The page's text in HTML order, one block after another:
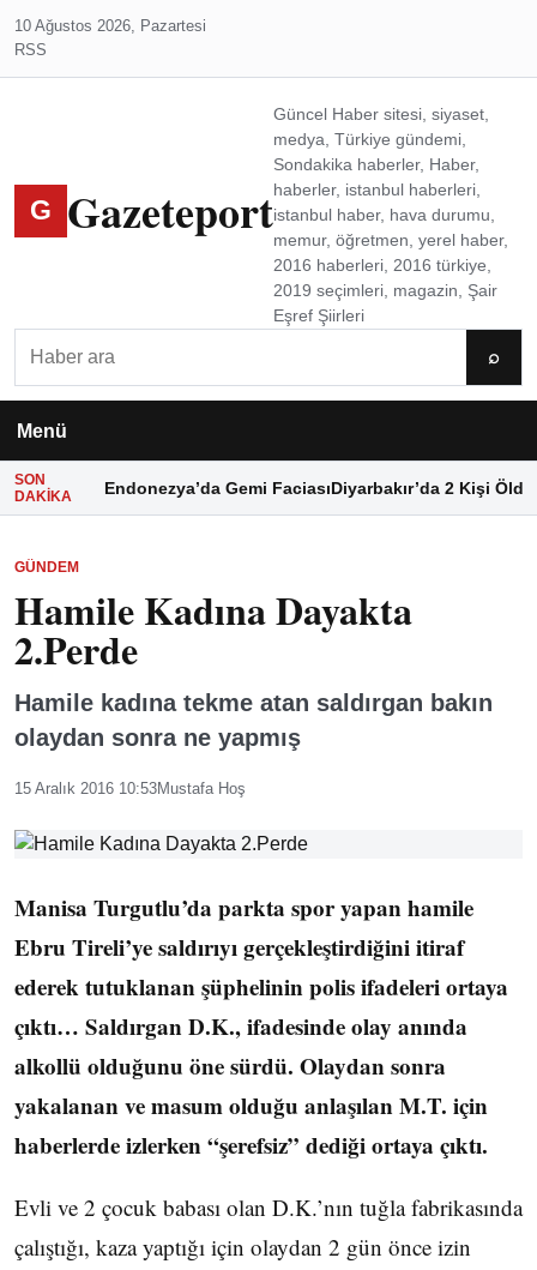
10 Ağustos 2026, Pazartesi
RSS
G Gazeteport
Güncel Haber sitesi, siyaset,
medya, Türkiye gündemi,
Sondakika haberler, Haber,
haberler, istanbul haberleri,
istanbul haber, hava durumu,
memur, öğretmen, yerel haber,
2016 haberleri, 2016 türkiye,
2019 seçimleri, magazin, Şair
Eşref Şiirleri
⌕
Menü
SON
DAKIKA
Endonezya’da Gemi FaciasıDiyarbakır’da 2 Kişi Öldü
GÜNDEM
Hamile Kadına Dayakta
2.Perde
Hamile kadına tekme atan saldırgan bakın
olaydan sonra ne yapmış
15 Aralık 2016 10:53Mustafa Hoş
Manisa Turgutlu’da parkta spor yapan hamile
Ebru Tireli’ye saldırıyı gerçekleştirdiğini itiraf
ederek tutuklanan şüphelinin polis ifadeleri ortaya
çıktı… Saldırgan D.K., ifadesinde olay anında
alkollü olduğunu öne sürdü. Olaydan sonra
yakalanan ve masum olduğu anlaşılan M.T. için
haberlerde izlerken “şerefsiz” dediği ortaya çıktı.
Evli ve 2 çocuk babası olan D.K.’nın tuğla fabrikasında
çalıştığı, kaza yaptığı için olaydan 2 gün önce izin